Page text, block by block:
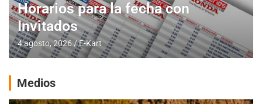
Horarios para la fecha con
Invitados
4 agosto, 2026 E-Kart
Medios